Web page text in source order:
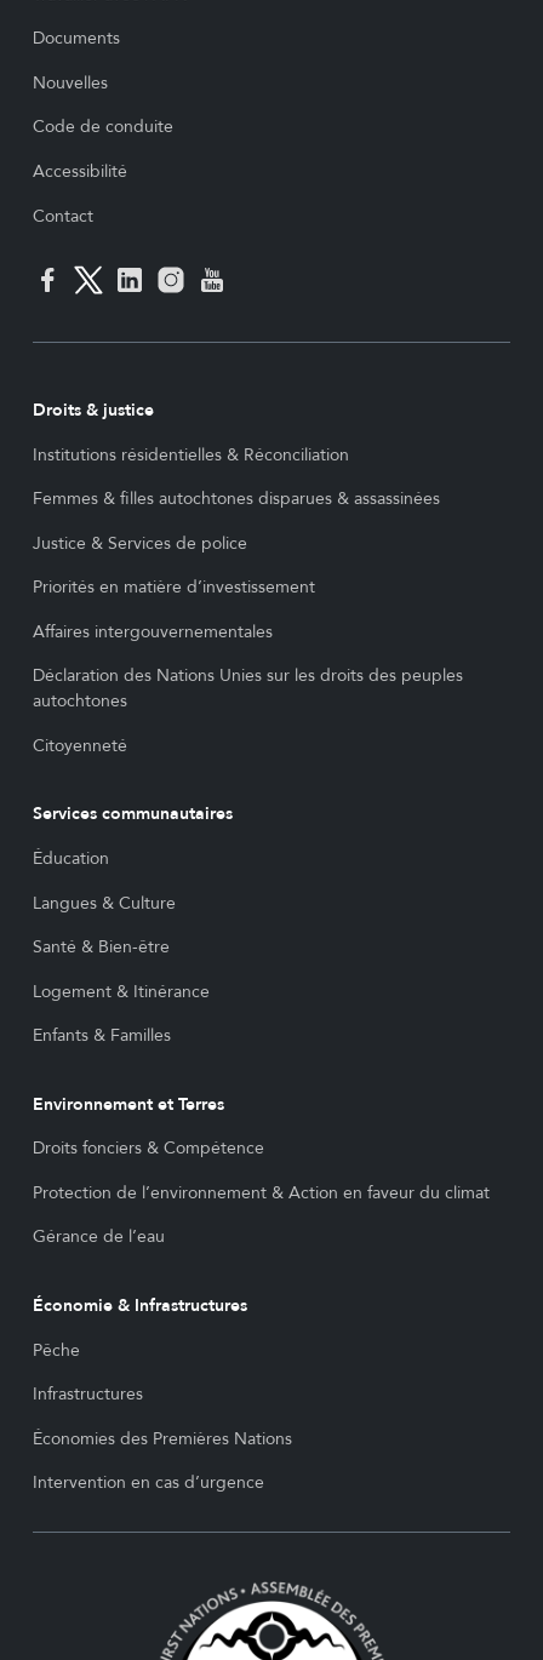
Documents
Nouvelles
Code de conduite
Accessibilité
Contact
Droits & justice
Institutions résidentielles & Réconciliation
Femmes & filles autochtones disparues & assassinées
Justice & Services de police
Priorités en matière d’investissement
Affaires intergouvernementales
Déclaration des Nations Unies sur les droits des peuples
autochtones
Citoyenneté
Services communautaires
Éducation
Langues & Culture
Santé & Bien-être
Logement & Itinérance
Enfants & Familles
Environnement et Terres
Droits fonciers & Compétence
Protection de l’environnement & Action en faveur du climat
Gérance de l’eau
Économie & Infrastructures
Pêche
Infrastructures
Économies des Premières Nations
Intervention en cas d’urgence